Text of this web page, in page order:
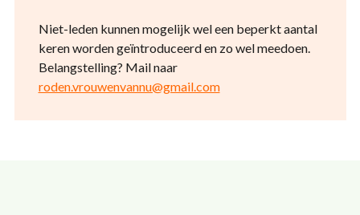
Niet-leden kunnen mogelijk wel een beperkt aantal
keren worden geïntroduceerd en zo wel meedoen.
Belangstelling? Mail naar
roden.vrouwenvannu@gmail.com